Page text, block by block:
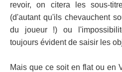
revoir, on citera les sous-
(d'autant qu'ils chevauchent
du joueur !) ou
toujours évident de saisir les
Mais que ce soit en flat ou en